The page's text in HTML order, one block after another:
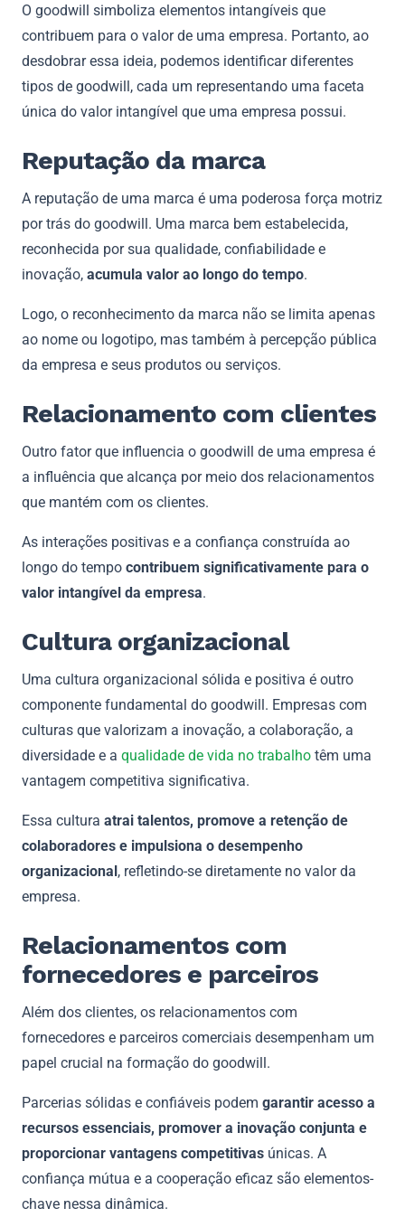
O goodwill simboliza elementos intangíveis que
contribuem para o valor de uma empresa. Portanto, ao
desdobrar essa ideia, podemos identificar diferentes
tipos de goodwill, cada um representando uma faceta
única do valor intangível que uma empresa possui.
Reputação da marca
A reputação de uma marca é uma poderosa força motriz
por trás do goodwill. Uma marca bem estabelecida,
reconhecida por sua qualidade, confiabilidade e
inovação, acumula valor ao longo do tempo.
Logo, o reconhecimento da marca não se limita apenas
ao nome ou logotipo, mas também à percepção pública
da empresa e seus produtos ou serviços.
Relacionamento com clientes
Outro fator que influencia o goodwill de uma empresa é
a influência que alcança por meio dos relacionamentos
que mantém com os clientes.
As interações positivas e a confiança construída ao
longo do tempo contribuem significativamente para o
valor intangível da empresa.
Cultura organizacional
Uma cultura organizacional sólida e positiva é outro
componente fundamental do goodwill. Empresas com
culturas que valorizam a inovação, a colaboração, a
diversidade e a qualidade de vida no trabalho têm uma
vantagem competitiva significativa.
Essa cultura atrai talentos, promove a retenção de
colaboradores e impulsiona o desempenho
organizacional, refletindo-se diretamente no valor da
empresa.
Relacionamentos com
fornecedores e parceiros
Além dos clientes, os relacionamentos com
fornecedores e parceiros comerciais desempenham um
papel crucial na formação do goodwill.
Parcerias sólidas e confiáveis ​​podem garantir acesso a
recursos essenciais, promover a inovação conjunta e
proporcionar vantagens competitivas únicas. A
confiança mútua e a cooperação eficaz são elementos-
chave nessa dinâmica.